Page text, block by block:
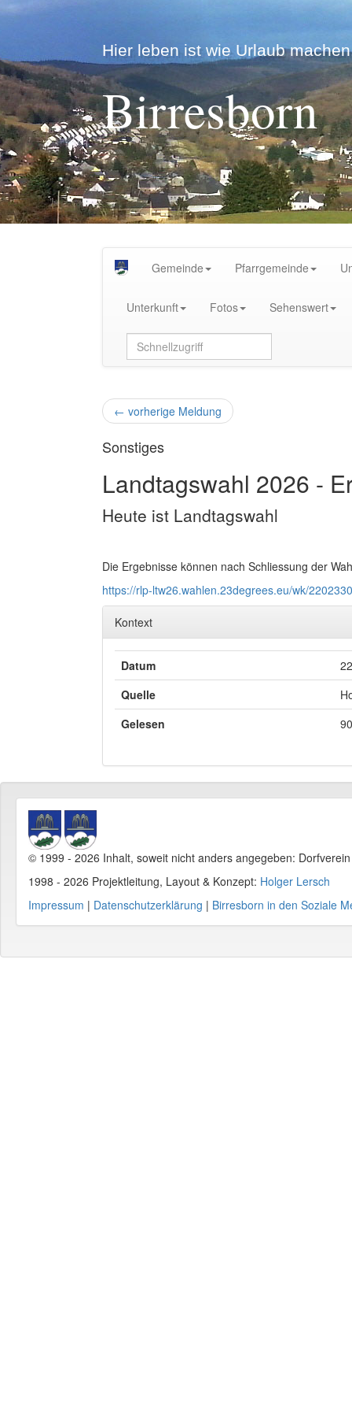
Hier leben ist wie Urlaub
Birresborn
Gemeinde Pfarrgemeinde
Unterkunft Fotos Sehenswert
← vorherige Meldung
Sonstiges
Landtagswahl 2026 -
Heute ist Landtagswahl
Die Ergebnisse können nach Schliessung der
https://rlp-ltw26.wahlen.23degrees.eu/wk/
Kontext
Datum
Quelle
Gelesen
© 1999 - 2026 Inhalt, soweit nicht anders angegeben:
1998 - 2026 Projektleitung, Layout & Konzept: Holger Lersch
Impressum | Datenschutzerklärung | Birresborn in den Soziale